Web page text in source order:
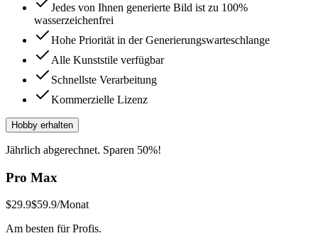
Jedes von Ihnen generierte Bild ist zu 100%
wasserzeichenfrei
Hohe Priorität in der Generierungswarteschlange
Alle Kunststile verfügbar
Schnellste Verarbeitung
Kommerzielle Lizenz
Hobby erhalten
Jährlich abgerechnet. Sparen 50%!
Pro Max
$29.9$59.9/Monat
Am besten für Profis.